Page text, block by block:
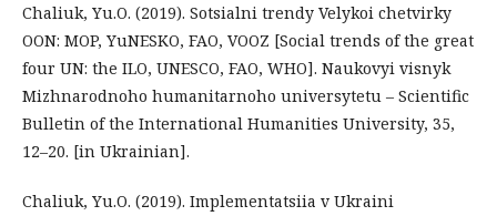
Chaliuk, Yu.O. (2019). Sotsialni trendy Velykoi chetvirky
OON: MOP, YuNESKO, FAO, VOOZ [Social trends of the great
four UN: the ILO, UNESCO, FAO, WHO]. Naukovyi visnyk
Mizhnarodnoho humanitarnoho universytetu – Scientific
Bulletin of the International Humanities University, 35,
12–20. [in Ukrainian].
Chaliuk, Yu.O. (2019). Implementatsiia v Ukraini